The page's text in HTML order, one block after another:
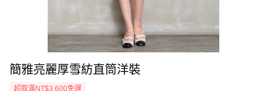
簡雅亮麗厚雪紡直筒洋裝
超取滿NT$3,600免運